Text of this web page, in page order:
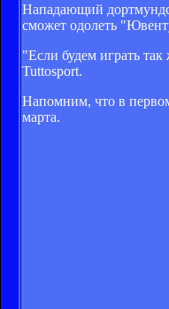
Нападающий
сможет одолеть
"Если будем играть
Tuttosport.
Напомним, что в
марта.